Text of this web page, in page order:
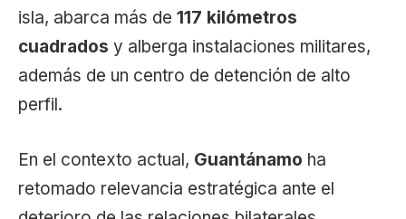
isla, abarca más de 117 kilómetros
cuadrados y alberga instalaciones militares,
además de un centro de detención de alto
perfil.
En el contexto actual, Guantánamo ha
retomado relevancia estratégica ante el